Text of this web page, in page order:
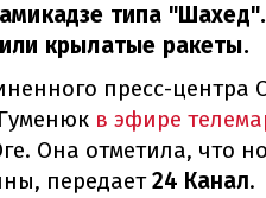
типа
крылатые ракеты.
пресс-центра
в эфире
Она отметила, что
передает24 Канал.